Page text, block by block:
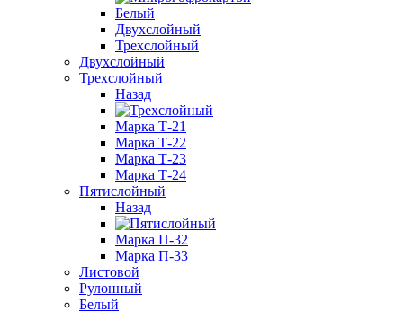
Белый
Двухслойный
Трехслойный
Двухслойный
Трехслойный
Назад
Марка Т-21
Марка Т-22
Марка Т-23
Марка Т-24
Пятислойный
Назад
Марка П-32
Марка П-33
Листовой
Рулонный
Белый